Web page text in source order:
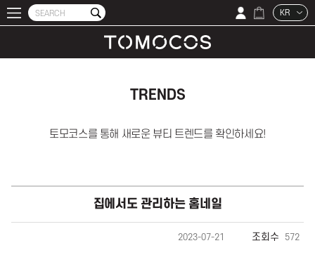
KR
TRENDS
토모코스를 통해 새로운 뷰티 트렌드를 확인하세요!
집에서도 관리하는 홈네일
2023-07-21 조회수 572